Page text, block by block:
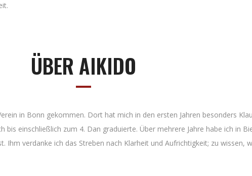
ÜBER AIKIDO
in Bonn gekommen. Dort hat mich in den ersten Jahren besonders
bis einschließlich zum 4. Dan graduierte. Über mehrere Jahre habe ich in
verdanke ich das Streben nach Klarheit und Aufrichtigkeit; zu wissen,